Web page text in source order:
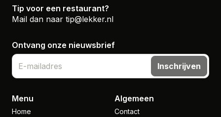
Tip voor een restaurant?
Mail dan naar tip@lekker.nl
Ontvang onze nieuwsbrief
Inschrijven
Menu
Home
Algemeen
Contact